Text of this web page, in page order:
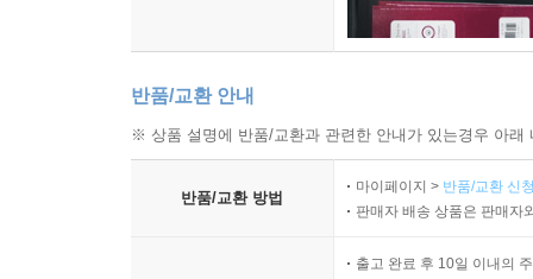
반품/교환 안내
※ 상품 설명에 반품/교환과 관련한 안내가 있는경우 아
반품/교환 방법
마이페이지 > 반품/교환 신
판매자 배송 상품은 판매자
출고 완료 후 10일 이내의